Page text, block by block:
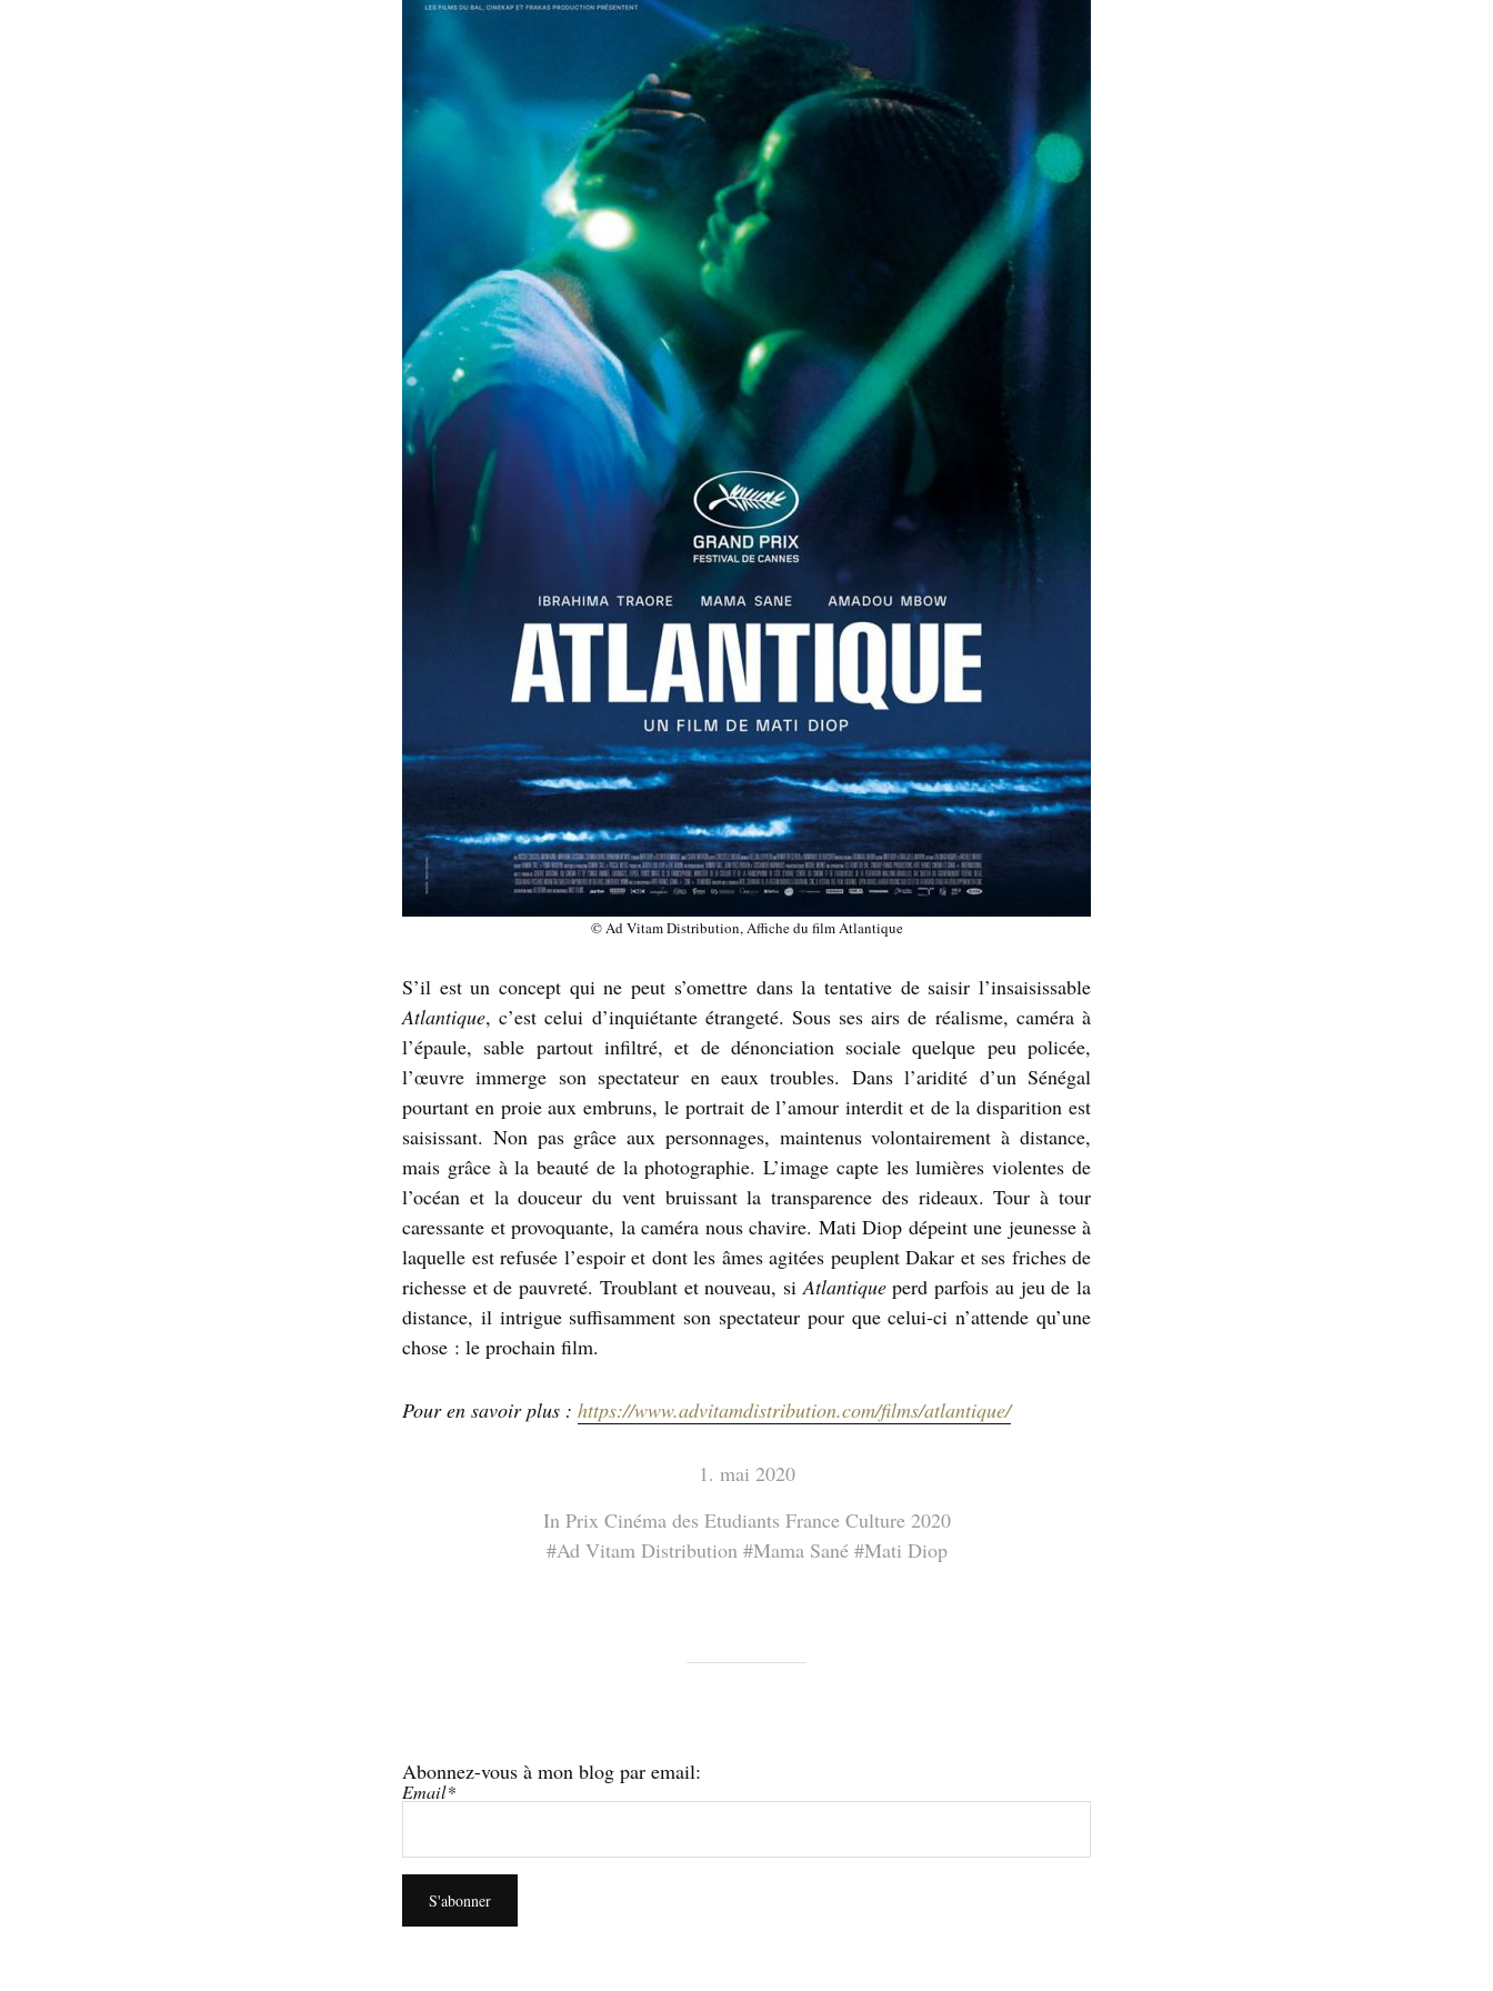
© Ad Vitam Distribution, Affiche du film Atlantique
S’il est un concept qui ne peut s’omettre dans la tentative de saisir l’insaisissable
Atlantique, c’est celui d’inquiétante étrangeté. Sous ses airs de réalisme, caméra à
l’épaule, sable partout infiltré, et de dénonciation sociale quelque peu policée,
l’œuvre immerge son spectateur en eaux troubles. Dans l’aridité d’un Sénégal
pourtant en proie aux embruns, le portrait de l’amour interdit et de la disparition est
saisissant. Non pas grâce aux personnages, maintenus volontairement à distance,
mais grâce à la beauté de la photographie. L’image capte les lumières violentes de
l’océan et la douceur du vent bruissant la transparence des rideaux. Tour à tour
caressante et provoquante, la caméra nous chavire. Mati Diop dépeint une jeunesse à
laquelle est refusée l’espoir et dont les âmes agitées peuplent Dakar et ses friches de
richesse et de pauvreté. Troublant et nouveau, siAtlantiqueperd parfois au jeu de la
distance, il intrigue suffisamment son spectateur pour que celui-ci n’attende qu’une
chose : le prochain film.
Pour en savoir plus : https://www.advitamdistribution.com/films/atlantique/
1. mai 2020
In Prix Cinéma des Etudiants France Culture 2020
#Ad Vitam Distribution#Mama Sané#Mati Diop
Abonnez-vous à mon blog par email:
Email*